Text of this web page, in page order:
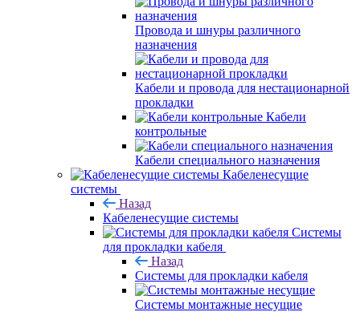
Провода и шнуры различного
назначения
Кабели и провода для нестационарной
прокладки
Кабели
контрольные
Кабели специального назначения
Кабеленесущие
системы
Назад
Кабеленесущие системы
Системы
для прокладки кабеля
Назад
Системы для прокладки кабеля
Системы монтажные несущие